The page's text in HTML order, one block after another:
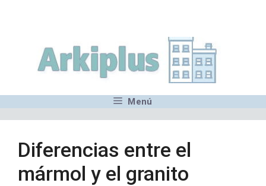
contenido
Menú
Diferencias entre el
mármol y el granito